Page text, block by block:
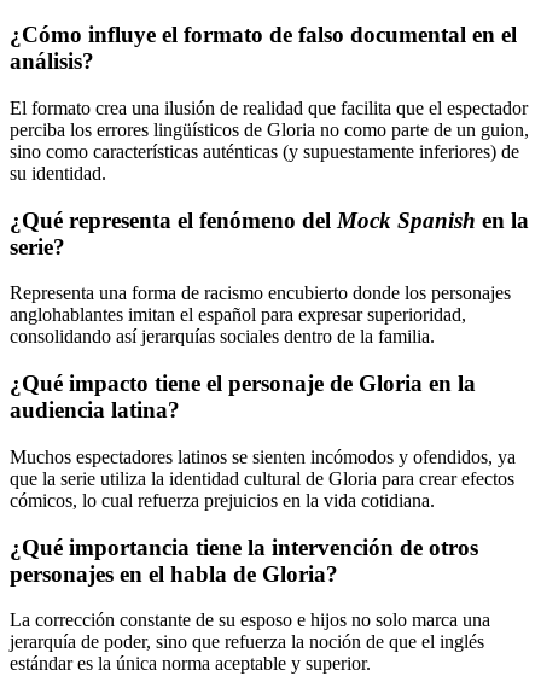
¿Cómo influye el formato de falso documental en el
análisis?
El formato crea una ilusión de realidad que facilita que el espectador
perciba los errores lingüísticos de Gloria no como parte de un guion,
sino como características auténticas (y supuestamente inferiores) de
su identidad.
¿Qué representa el fenómeno del Mock Spanish en la
serie?
Representa una forma de racismo encubierto donde los personajes
anglohablantes imitan el español para expresar superioridad,
consolidando así jerarquías sociales dentro de la familia.
¿Qué impacto tiene el personaje de Gloria en la
audiencia latina?
Muchos espectadores latinos se sienten incómodos y ofendidos, ya
que la serie utiliza la identidad cultural de Gloria para crear efectos
cómicos, lo cual refuerza prejuicios en la vida cotidiana.
¿Qué importancia tiene la intervención de otros
personajes en el habla de Gloria?
La corrección constante de su esposo e hijos no solo marca una
jerarquía de poder, sino que refuerza la noción de que el inglés
estándar es la única norma aceptable y superior.